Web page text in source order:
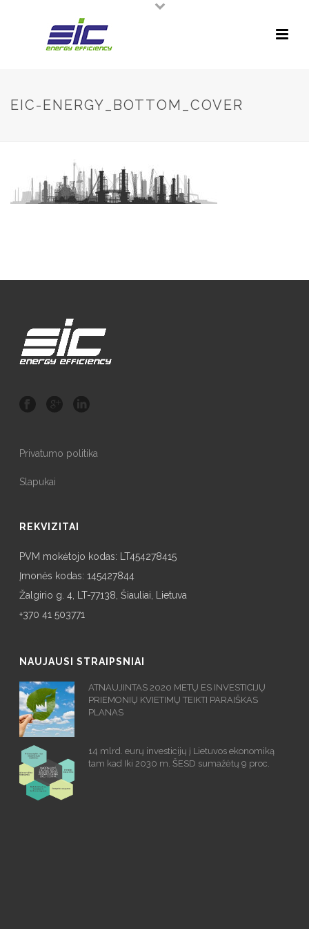
EIC-ENERGY_BOTTOM_COVER
Privatumo politika
Slapukai
REKVIZITAI
PVM mokėtojo kodas: LT454278415
Įmonės kodas: 145427844
Žalgirio g. 4, LT-77138, Šiauliai, Lietuva
+370 41 503771
NAUJAUSI STRAIPSNIAI
ATNAUJINTAS 2020 METŲ ES INVESTICIJŲ
PRIEMONIŲ KVIETIMŲ TEIKTI PARAIŠKAS
PLANAS
14 mlrd. eurų investicijų į Lietuvos ekonomiką
tam kad Iki 2030 m. ŠESD sumažėtų 9 proc.